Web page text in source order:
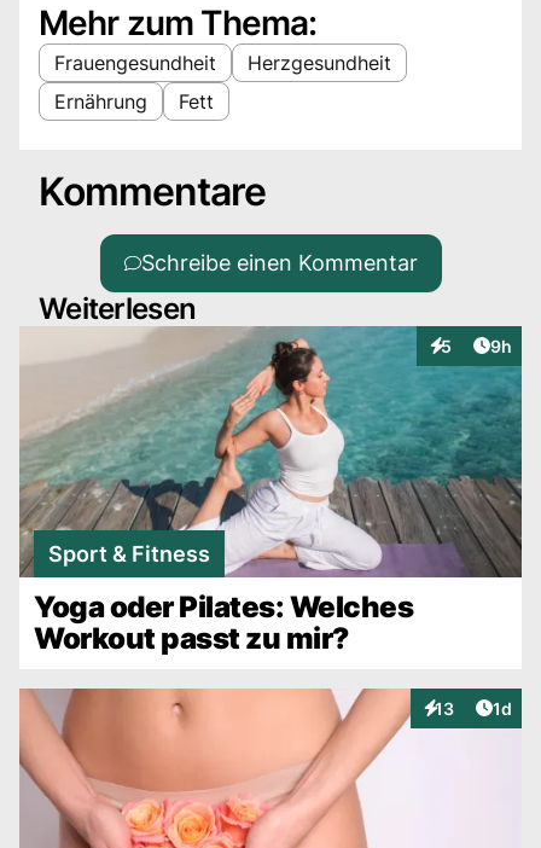
Mehr zum Thema:
Frauengesundheit
Herzgesundheit
Ernährung
Fett
Kommentare
Schreibe einen Kommentar
Weiterlesen
5
Interaktionen
9h
Sport & Fitness
Yoga oder Pilates: Welches
Workout passt zu mir?
13
Interaktionen
1d